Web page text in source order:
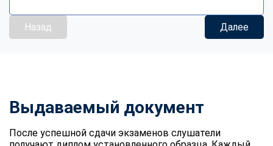
Назад Далее
Выдаваемый документ
После успешной сдачи экзаменов слушатели